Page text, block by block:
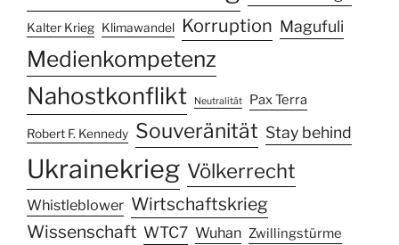
Kalter Krieg Klimawandel Korruption Magufuli
Medienkompetenz
Nahostkonflikt Neutralität Pax Terra
Robert F. Kennedy Souveränität Stay behind
Ukrainekrieg Völkerrecht
Whistleblower Wirtschaftskrieg
Wissenschaft WTC7 Wuhan Zwillingstürme